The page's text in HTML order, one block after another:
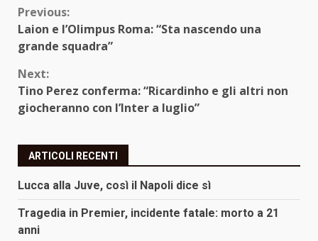
Continue
Reading
Previous:
Laion e l’Olimpus Roma: “Sta nascendo una
grande squadra”
Next:
Tino Perez conferma: “Ricardinho e gli altri non
giocheranno con l’Inter a luglio”
ARTICOLI RECENTI
Lucca alla Juve, così il Napoli dice sì
Tragedia in Premier, incidente fatale: morto a 21
anni